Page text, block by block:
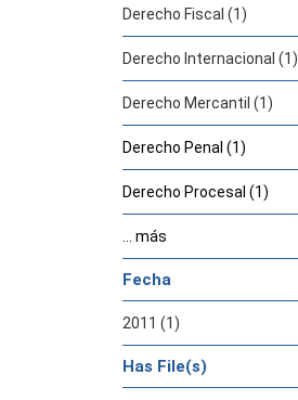
Derecho Fiscal (1)
Derecho Internacional (1)
Derecho Mercantil (1)
Derecho Penal (1)
Derecho Procesal (1)
... más
Fecha
2011 (1)
Has File(s)